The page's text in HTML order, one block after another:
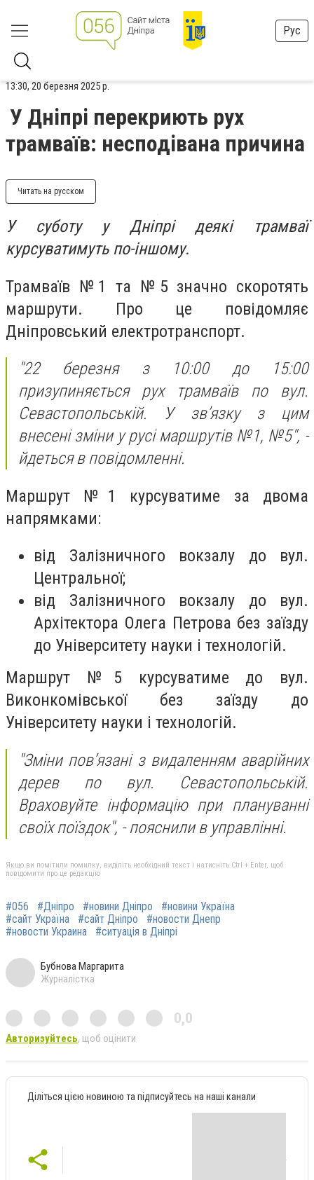
Рус
13:30, 20 березня 2025 р.
У Дніпрі перекриють рух
трамваїв: несподівана причина
Читать на русском
У суботу у Дніпрі деякі трамваї
курсуватимуть по-іншому.
Трамваїв №1 та №5 значно скоротять
маршрути. Про це повідомляє
Дніпровський електротранспорт.
"22 березня з 10:00 до 15:00
призупиняється рух трамваїв по вул.
Севастопольській. У зв’язку з цим
внесені зміни у русі маршрутів №1, №5", -
йдеться в повідомленні.
Маршрут №1 курсуватиме за двома
напрямками:
від Залізничного вокзалу до вул.
Центральної;
від Залізничного вокзалу до вул.
Архітектора Олега Петрова без заїзду
до Університету науки і технологій.
Маршрут №5 курсуватиме до вул.
Виконкомівської без заїзду до
Університету науки і технологій.
"Зміни пов’язані з видаленням аварійних
дерев по вул. Севастопольській.
Враховуйте інформацію при плануванні
своїх поїздок", -пояснили в управлінні.
Якщо ви помітили помилку, виділіть необхідний текст і натисніть Ctrl + Enter, щоб
повідомити про це редакцію
#056 #Дніпро #новини Дніпро
#новини Україна
#сайт Україна
#сайт Дніпро
#новости Днепр
#новости Украина
#ситуація в Дніпрі
Бубнова Маргарита
Журналістка
0,0
Авторизуйтесь, щоб оцінити
Діліться цією новиною та підписуйтесь на наші канали